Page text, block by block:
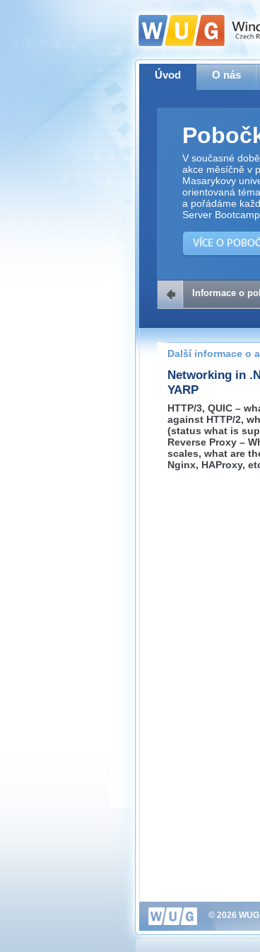
Úvod O nás
V současné
akce měsíčně v
Masarykovy
orientovaná
a pořádáme
Server
VÍCE O
Pokud máte
prosím
Informace o
Další informace o
Networking in
YARP
HTTP/3, QUIC –
against HTTP/2,
(status what is
Reverse Proxy –
scales, what are
Nginx, HAProxy,
© 2026 WUG